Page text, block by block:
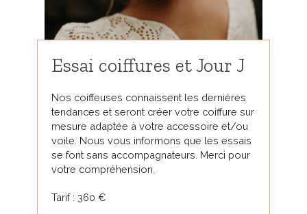
Essai coiffures et Jour J
Nos coiffeuses connaissent les dernières
tendances et seront créer votre coiffure sur
mesure adaptée à votre accessoire et/ou
voile. Nous vous informons que les essais
se font sans accompagnateurs. Merci pour
votre compréhension.
Tarif : 360 €